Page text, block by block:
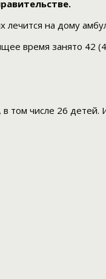
лечится на дому
время занято 42
том числе 26